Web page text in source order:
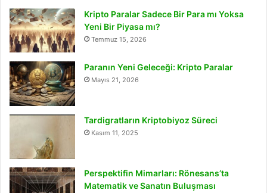
Kripto Paralar Sadece Bir Para mı Yoksa
Yeni Bir Piyasa mı?
Temmuz 15, 2026
Paranın Yeni Geleceği: Kripto Paralar
Mayıs 21, 2026
Tardigratların Kriptobiyoz Süreci
Kasım 11, 2025
Perspektifin Mimarları: Rönesans’ta
Matematik ve Sanatın Buluşması